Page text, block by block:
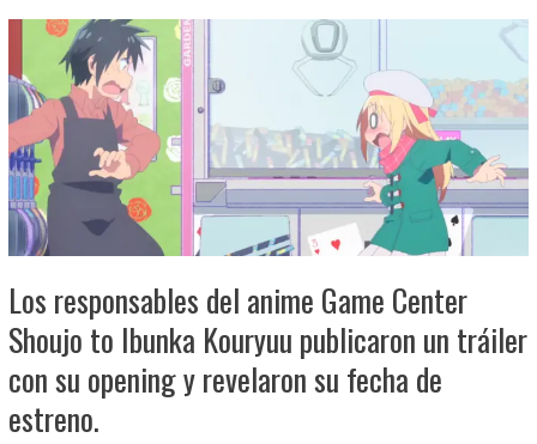
Los responsables del anime Game Center
Shoujo to Ibunka Kouryuu publicaron un tráiler
con su opening y revelaron su fecha de
estreno.